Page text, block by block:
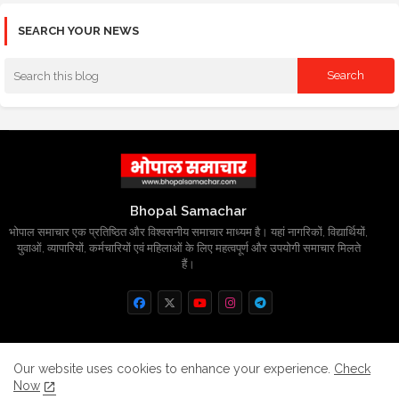
SEARCH YOUR NEWS
Bhopal Samachar
भोपाल समाचार एक प्रतिष्ठित और विश्वसनीय समाचार माध्यम है। यहां नागरिकों, विद्यार्थियों,
युवाओं, व्यापारियों, कर्मचारियों एवं महिलाओं के लिए महत्वपूर्ण और उपयोगी समाचार मिलते
हैं।
Home About Contact us
Privacy Policy
Our website uses cookies to enhance your experience. Check
Now